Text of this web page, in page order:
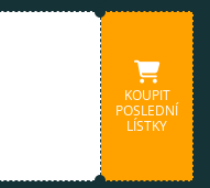
KOUPIT
POSLEDNÍ
LÍSTKY